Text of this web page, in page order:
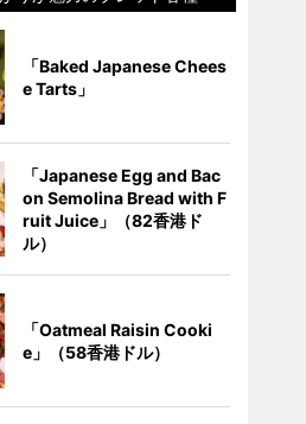
「Baked Japanese Chees
e Tarts」
「Japanese Egg and Bac
on Semolina Bread with F
ruit Juice」（82香港ド
ル）
「Oatmeal Raisin Cooki
e」（58香港ドル）